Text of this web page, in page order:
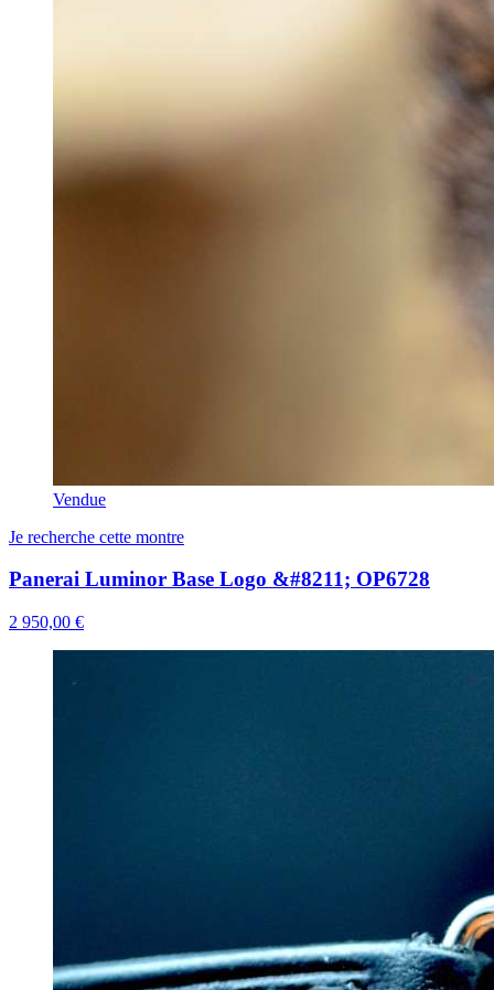
Vendue
Je recherche cette montre
Panerai Luminor Base Logo &#8211; OP6728
2 950,00 €